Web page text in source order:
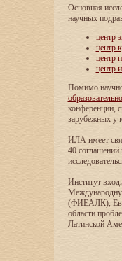
Основная
научных
центр
центр
центр
центр
Помимо
конференции,
зарубежных
ИЛА имеет
40 соглашений
Институт
(ФИЕАЛК),
области
Латинской